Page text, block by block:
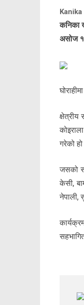
कनिका
असोज
गरेको
जसको
केसी,
नेपाली,